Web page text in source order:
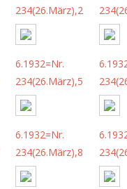
234(26.März),2
6.1932=Nr.
234(26.März),5
6.1932=Nr.
234(26.März),8